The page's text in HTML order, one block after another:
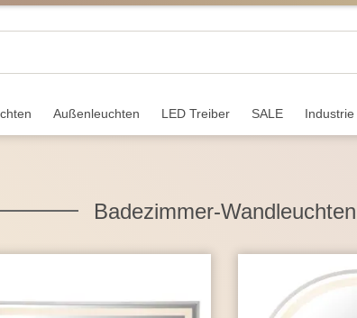
Außen­leuchten LED Treiber SALE Industrie
Badezimmer-Wandleuchten